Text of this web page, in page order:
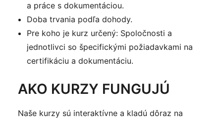
a práce s dokumentáciou.
Doba trvania podľa dohody.
Pre koho je kurz určený: Spoločnosti a
jednotlivci so špecifickými požiadavkami na
certifikáciu a dokumentáciu.
AKO KURZY FUNGUJÚ
Naše kurzy sú interaktívne a kladú dôraz na